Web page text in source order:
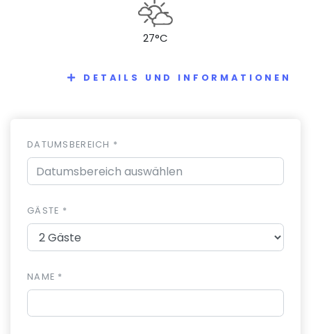
27°C
DETAILS UND INFORMATIONEN
DATUMSBEREICH *
GÄSTE *
NAME *